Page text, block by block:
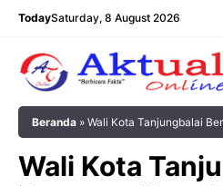
Langsung
TodaySaturday, 8 August 2026
Beranda » Wali Kota Tanjungbalai
Dari Kemendagri
Wali Kota